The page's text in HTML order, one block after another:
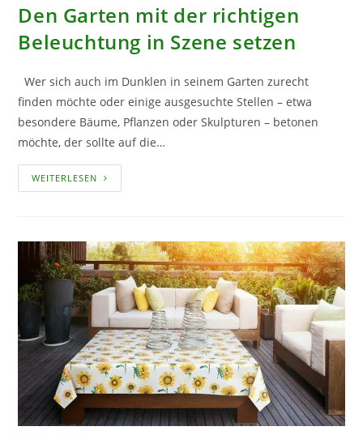
Den Garten mit der richtigen
Beleuchtung in Szene setzen
Wer sich auch im Dunklen in seinem Garten zurecht
finden möchte oder einige ausgesuchte Stellen – etwa
besondere Bäume, Pflanzen oder Skulpturen – betonen
möchte, der sollte auf die…
WEITERLESEN DEN
GARTEN
IN
SZENE
SETZEN